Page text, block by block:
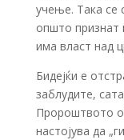
учење. Така се
општо признат
има власт над
Бидејќи е
заблудите,
Пророштвото
настојува да